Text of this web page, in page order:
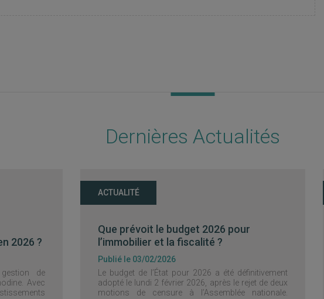
Dernières Actualités
2026 ?
de
Avec
ACTUALITÉ
Que prévoit le budget 2026 pour
l’immobilier et la fiscalité ?
Publié le 03/02/2026
Le budget de l’État pour 2026 a été définitivement
adopté le lundi 2 février 2026, après le rejet de deux
motions de censure à l’Assemblée nationale.